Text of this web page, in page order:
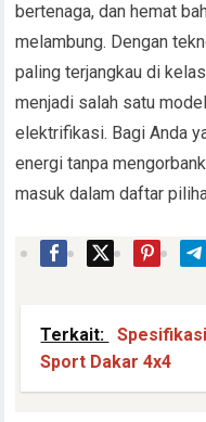
bertenaga, dan hemat
melambung. Dengan
paling terjangkau di
menjadi salah satu
elektrifikasi. Bagi Anda
energi tanpa
masuk dalam daftar
Terkait:
Sport Dakar 4x4